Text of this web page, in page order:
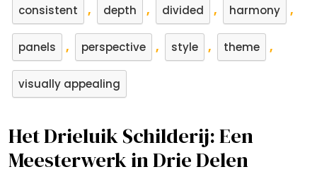
consistent , depth , divided , harmony ,
panels , perspective , style , theme ,
visually appealing
Het Drieluik Schilderij: Een
Meesterwerk in Drie Delen